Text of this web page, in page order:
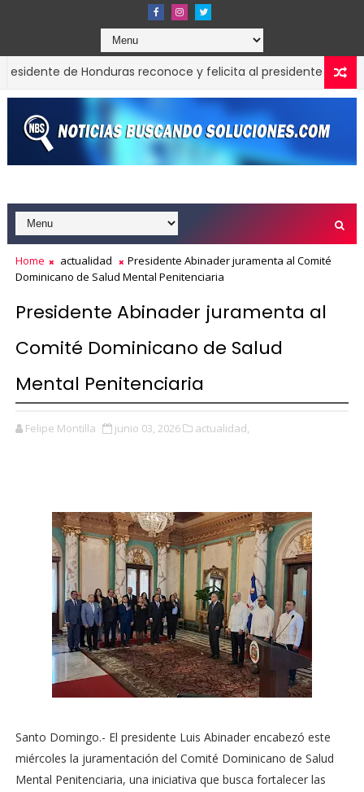
de Honduras reconoce y felicita al presidente Luis
obtiene siete galardones en los Effie Awards República
Home actualidad
Presidente Abinader juramenta al Comité
Dominicano de Salud Mental Penitenciaria
Presidente Abinader juramenta al
Comité Dominicano de Salud
Mental Penitenciaria
Felipe Montilla junio 03, 2026 actualidad,
Santo Domingo.- El presidente Luis Abinaderencabezó este
miércoles la juramentación del Comité Dominicano de Salud
Mental Penitenciaria, una iniciativa que busca fortalecer las